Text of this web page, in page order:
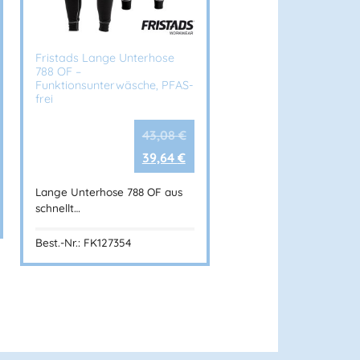
Airtech®. Wind- und wasserdicht, mit
Nackenkrempe. Ideal für Arbeiten
Mützen,Winterjacken
Fristads Lange Unterhose
788 OF –
Funktionsunterwäsche, PFAS-
frei
43,08€
39,64 €
Lange Unterhose 788 OF aus
schnellt…
Best.-Nr.: FK127354